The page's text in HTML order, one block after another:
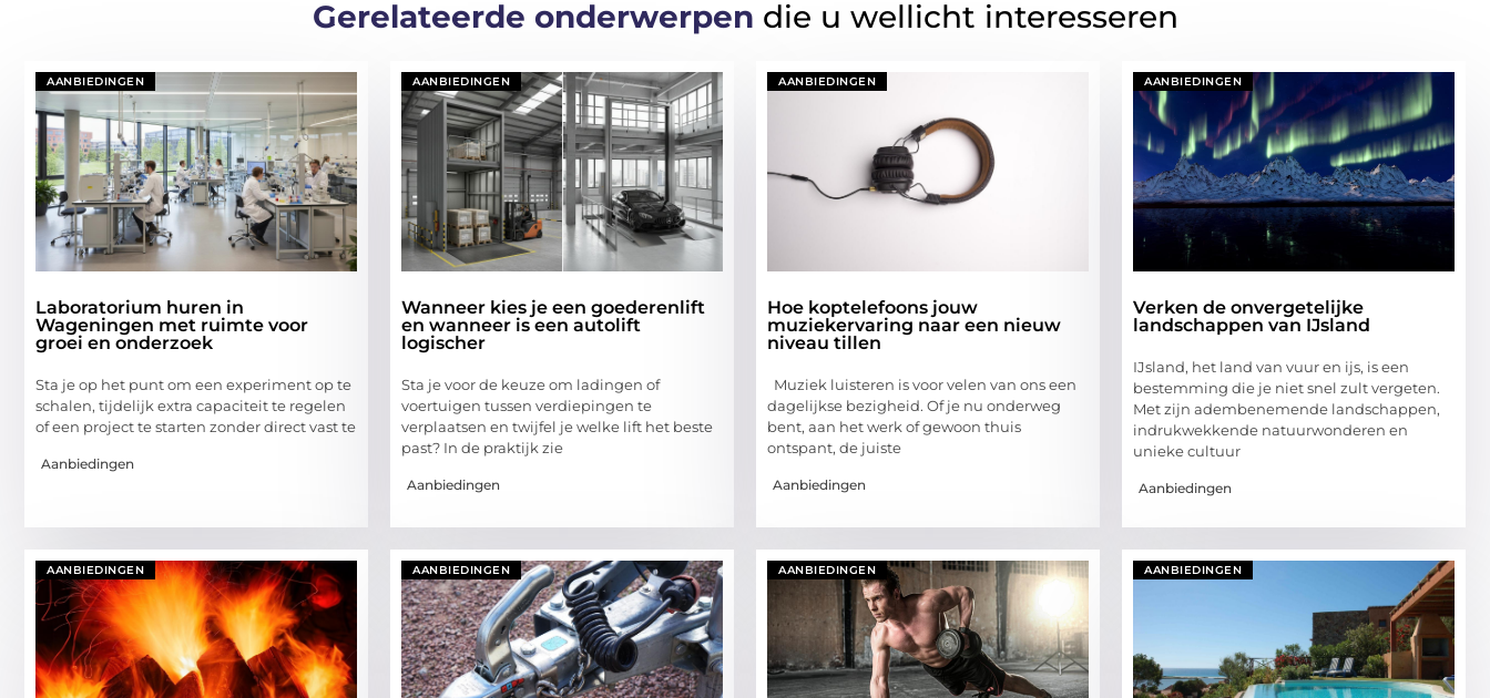
Gerelateerde onderwerpen die u wellicht interesseren
AANBIEDINGEN
Laboratorium huren in
Wageningen met ruimte voor
groei en onderzoek
Sta je op het punt om een experiment op te
schalen, tijdelijk extra capaciteit te regelen
of een project te starten zonder direct vast te
Aanbiedingen
AANBIEDINGEN
Wanneer kies je een goederenlift
en wanneer is een autolift
logischer
Sta je voor de keuze om ladingen of
voertuigen tussen verdiepingen te
verplaatsen en twijfel je welke lift het beste
past? In de praktijk zie
Aanbiedingen
AANBIEDINGEN
Hoe koptelefoons jouw
muziekervaring naar een nieuw
niveau tillen
Muziek luisteren is voor velen van ons een
dagelijkse bezigheid. Of je nu onderweg
bent, aan het werk of gewoon thuis
ontspant, de juiste
Aanbiedingen
AANBIEDINGEN
Verken de onvergetelijke
landschappen van IJsland
IJsland, het land van vuur en ijs, is een
bestemming die je niet snel zult vergeten.
Met zijn adembenemende landschappen,
indrukwekkende natuurwonderen en
unieke cultuur
Aanbiedingen
AANBIEDINGEN AANBIEDINGEN AANBIEDINGEN AANBIEDINGEN